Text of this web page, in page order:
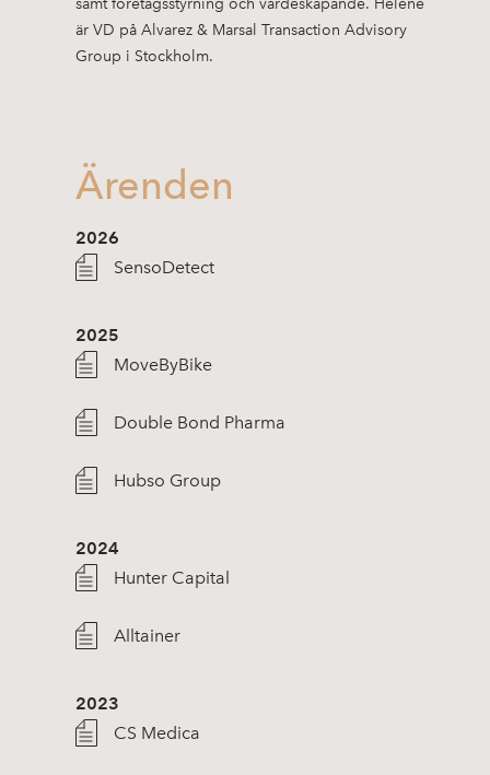
samt företagsstyrning och värdeskapande. Helene
är VD på Alvarez & Marsal Transaction Advisory
Group i Stockholm.
Ärenden
2026
SensoDetect
2025
MoveByBike
Double Bond Pharma
Hubso Group
2024
Hunter Capital
Alltainer
2023
CS Medica